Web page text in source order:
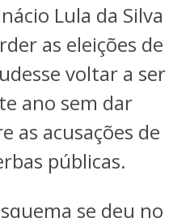
Lula da Silva
as eleições de
voltar a ser
ano sem dar
as acusações de
públicas.
se deu no